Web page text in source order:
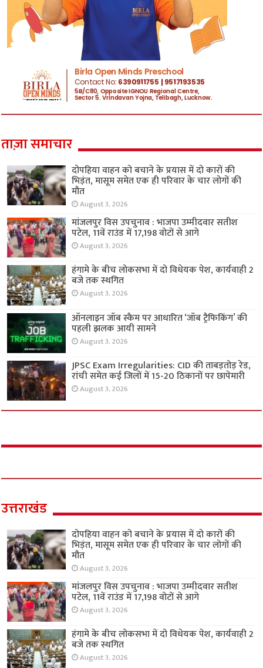
ताज़ा समाचार
दोपहिया वाहन को बचाने के प्रयास में दो कारों की
भिड़ंत, मासूम समेत एक ही परिवार के चार लोगों की
मौत
August 3, 2026
मांजलपुर विस उपचुनाव : भाजपा उम्मीदवार सतीश
पटेल, 11वें राउंड में 17,198 वोटों से आगे
August 3, 2026
हंगामे के बीच लोकसभा में दो विधेयक पेश, कार्यवाही 2
बजे तक स्थगित
August 3, 2026
ऑनलाइन जॉब स्कैम पर आधारित ‘जॉब ट्रैफिकिंग’ की
पहली झलक आयी सामने
August 3, 2026
JPSC Exam Irregularities: CID की ताबड़तोड़ रेड,
रांची समेत कई जिलों में 15-20 ठिकानों पर छापेमारी
August 3, 2026
उत्तराखंड
दोपहिया वाहन को बचाने के प्रयास में दो कारों की
भिड़ंत, मासूम समेत एक ही परिवार के चार लोगों की
मौत
August 3, 2026
मांजलपुर विस उपचुनाव : भाजपा उम्मीदवार सतीश
पटेल, 11वें राउंड में 17,198 वोटों से आगे
August 3, 2026
हंगामे के बीच लोकसभा में दो विधेयक पेश, कार्यवाही 2
बजे तक स्थगित
August 3, 2026